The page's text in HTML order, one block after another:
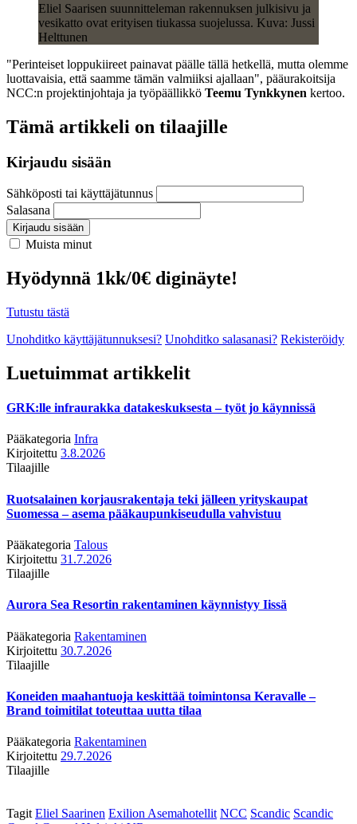
Eliel Saarisen suunnitteleman rakennuksen julkisivu ja
vesikatto ovat erityisen tiukassa suojelussa. Kuva: Jussi
Helttunen
"Perinteiset loppukiireet painavat päälle tällä hetkellä, mutta olemme
luottavaisia, että saamme tämän valmiiksi ajallaan", pääurakoitsija
NCC:n projektinjohtaja ja työpäällikkö Teemu Tynkkynen kertoo.
Tämä artikkeli on tilaajille
Kirjaudu sisään
Sähköposti tai käyttäjätunnus
Salasana
Kirjaudu sisään
Muista minut
Hyödynnä 1kk/0€ diginäyte!
Tutustu tästä
Unohditko käyttäjätunnuksesi? Unohditko salasanasi? Rekisteröidy
Luetuimmat artikkelit
GRK:lle infraurakka datakeskuksesta – työt jo käynnissä
Pääkategoria Infra
Kirjoitettu 3.8.2026
Tilaajille
Ruotsalainen korjausrakentaja teki jälleen yrityskaupat
Suomessa – asema pääkaupunkiseudulla vahvistuu
Pääkategoria Talous
Kirjoitettu 31.7.2026
Tilaajille
Aurora Sea Resortin rakentaminen käynnistyy Iissä
Pääkategoria Rakentaminen
Kirjoitettu 30.7.2026
Tilaajille
Koneiden maahantuoja keskittää toimintonsa Keravalle –
Brand toimitilat toteuttaa uutta tilaa
Pääkategoria Rakentaminen
Kirjoitettu 29.7.2026
Tilaajille
Tagit Eliel Saarinen Exilion Asemahotellit NCC Scandic Scandic